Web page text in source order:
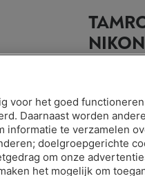
Binnen
€
Of 18
voor het goed
Daarnaast worden
informatie te verzamelen
doelgroepgerichte
om onze
het mogelijk om